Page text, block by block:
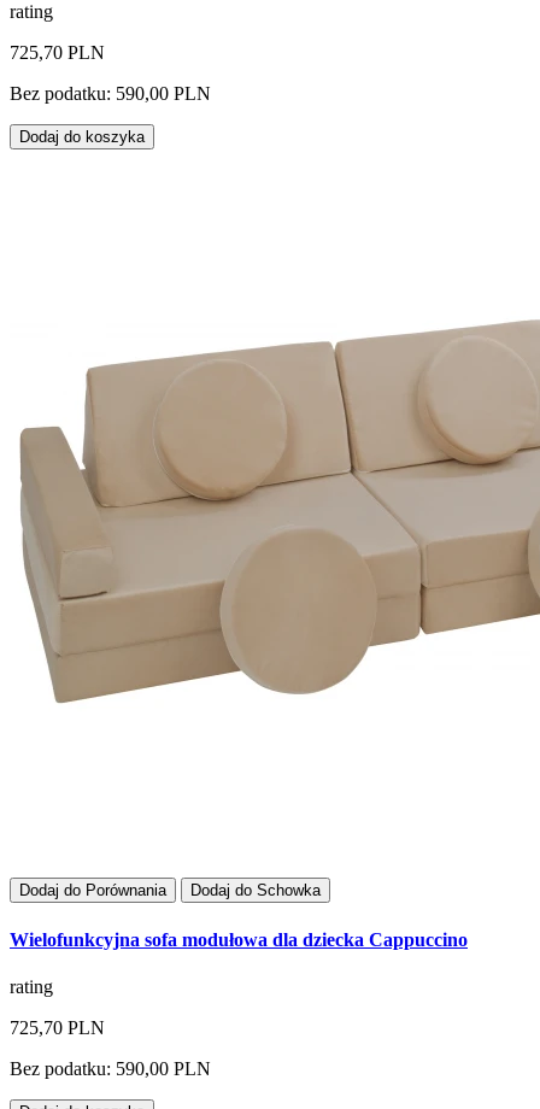
rating
725,70 PLN
Bez podatku: 590,00 PLN
Dodaj do koszyka
Dodaj do Porównania Dodaj do Schowka
Wielofunkcyjna sofa modułowa dla dziecka Cappuccino
rating
725,70 PLN
Bez podatku: 590,00 PLN